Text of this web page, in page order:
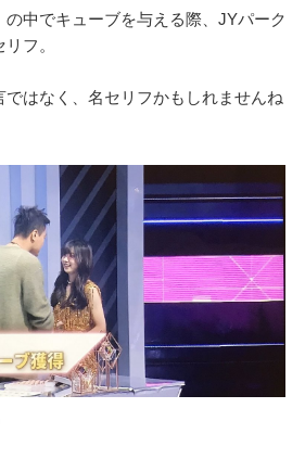
の中でキューブを与える際、JYパーク
フ。
はなく、名セリフかもしれませんね